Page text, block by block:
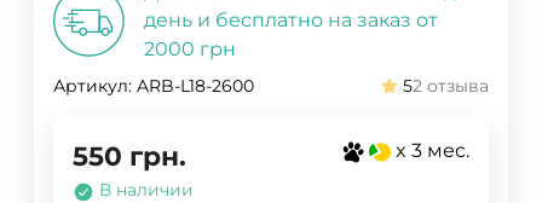
день и бесплатно на заказ от
2000 грн
Артикул: ARB-L18-2600 52 отзыва
550 грн. x 3 мес.
В наличии